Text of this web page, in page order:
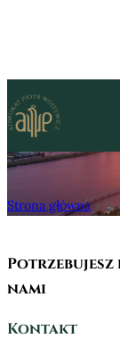
Strona główna»
Potrzebujesz
nami
Kontakt